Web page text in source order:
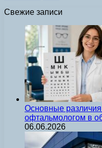
Свежие записи
Основные
офтальмологом в
06.06.2026